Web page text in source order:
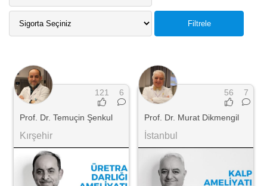
Filtrele
121 6
Prof. Dr. Temuçin Şenkul
Kırşehir
56 7
Prof. Dr. Murat Dikmengil
İstanbul